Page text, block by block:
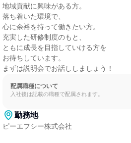
地域貢献に興味がある方。
落ち着いた環境で、
心に余裕を持って働きたい方。
充実した研修制度のもと、
ともに成長を目指していける方を
お待ちしています。
まずは説明会でお話ししましょう！
配属職種について
入社後は記載の職種で配属されます。
勤務地
ピーエフシー株式会社